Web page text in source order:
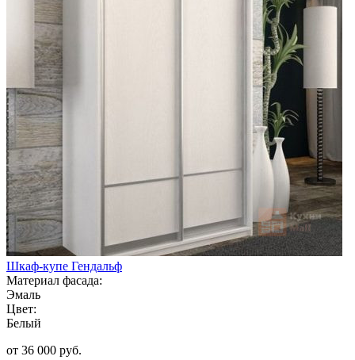
Шкаф-купе Гендальф
Материал фасада:
Эмаль
Цвет:
Белый
от 36 000 руб.